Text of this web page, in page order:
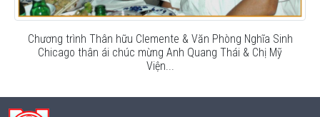
Chương trình Thân hữu Clemente & Văn Phòng Nghĩa Sinh
Chicago thân ái chúc mừng Anh Quang Thái & Chị Mỹ
Viện...